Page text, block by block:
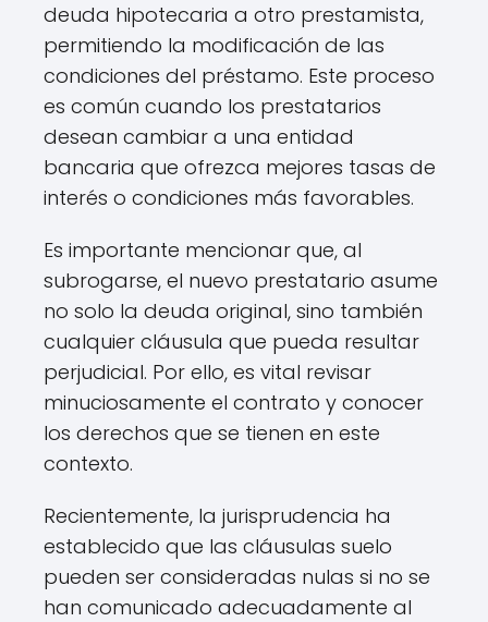
deuda hipotecaria a otro prestamista,
permitiendo la modificación de las
condiciones del préstamo. Este proceso
es común cuando los prestatarios
desean cambiar a una entidad
bancaria que ofrezca mejores tasas de
interés o condiciones más favorables.
Es importante mencionar que, al
subrogarse, el nuevo prestatario asume
no solo la deuda original, sino también
cualquier cláusula que pueda resultar
perjudicial. Por ello, es vital revisar
minuciosamente el contrato y conocer
los derechos que se tienen en este
contexto.
Recientemente, la jurisprudencia ha
establecido que las cláusulas suelo
pueden ser consideradas nulas si no se
han comunicado adecuadamente al